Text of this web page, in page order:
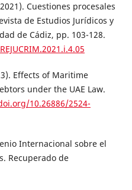
Cuestiones procesales
de Estudios Jurídicos y
de Cádiz, pp. 103-128.
Effects of Maritime
under the UAE Law.
10.26886/2524-
Internacional sobre el
Recuperado de